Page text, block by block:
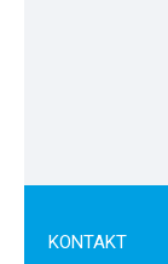
KONTAKT